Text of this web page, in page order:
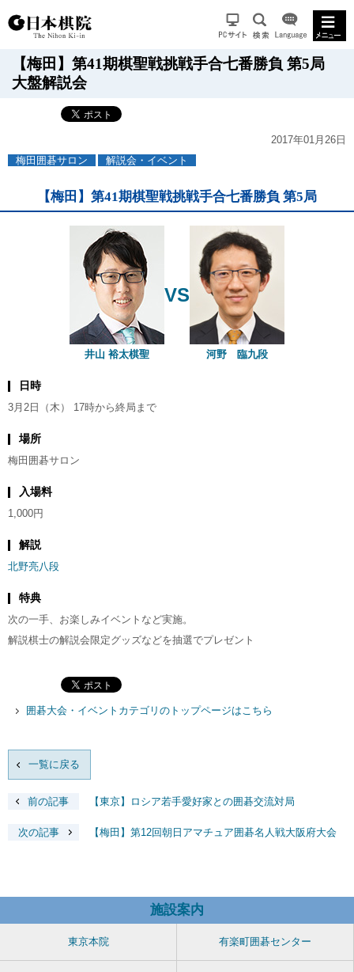
【梅田】第41期棋聖戦挑戦手合七番勝負 第5局
大盤解説会
2017年01月26日
梅田囲碁サロン
解説会・イベント
【梅田】第41期棋聖戦挑戦手合七番勝負 第5局
井山 裕太棋聖
VS
河野 臨九段
日時
3月2日（木） 17時から終局まで
場所
梅田囲碁サロン
入場料
1,000円
解説
北野亮八段
特典
次の一手、お楽しみイベントなど実施。
解説棋士の解説会限定グッズなどを抽選でプレゼント
囲碁大会・イベントカテゴリのトップページはこちら
一覧に戻る
前の記事 【東京】ロシア若手愛好家との囲碁交流対局
次の記事 【梅田】第12回朝日アマチュア囲碁名人戦大阪府大会
施設案内
東京本院 有楽町囲碁センター